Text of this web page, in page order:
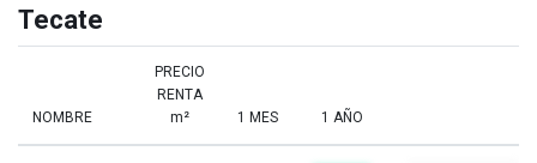
Tecate
NOMBRE
PRECIO
RENTA
m²
1 MES 1 AÑO